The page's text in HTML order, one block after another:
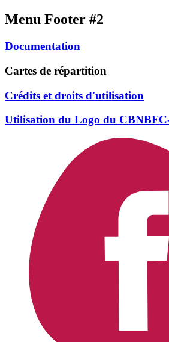
Menu Footer #2
Documentation
Cartes de répartition
Crédits et droits d'utilisation
Utilisation du Logo du